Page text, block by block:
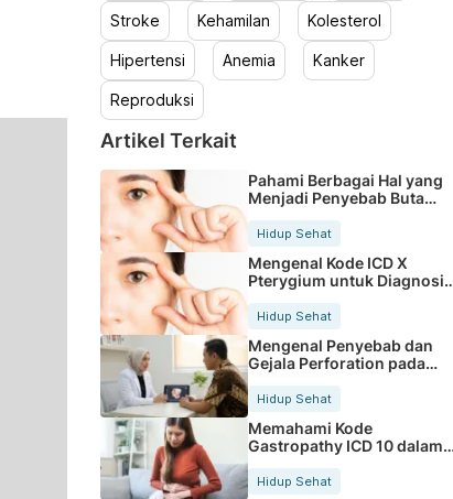
Stroke Kehamilan Kolesterol
Hipertensi Anemia Kanker
Reproduksi
Artikel Terkait
Pahami Berbagai Hal yang
Menjadi Penyebab Buta
Hidup Sehat
Mengenal Kode ICD X
Pterygium untuk Diagnosis
Hidup Sehat
Mengenal Penyebab dan
Gejala Perforation pada
Tubuh
Hidup Sehat
Memahami Kode
Gastropathy ICD 10 dalam
Rekam Medis Pasien
Hidup Sehat